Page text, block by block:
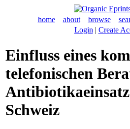
home about browse
Login | Create
Einfluss eines
telefonischen
Schweiz